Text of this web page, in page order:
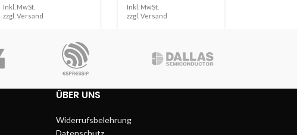
Inkl. MwSt.
zzgl. Versand
Inkl. MwSt.
zzgl.Versand
ÜBER UNS
Widerrufsbelehrung
Datenschutz